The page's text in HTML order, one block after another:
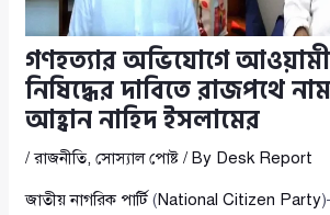
গণহত্যার অভিযোগে
নিষিদ্ধের দাবিতে রাজপথে
আহ্বান নাহিদ ইসলামের
/রাজনীতি,সোস্যাল পোষ্ট / By Desk Report
জাতীয় নাগরিক পার্টি (National Citizen Party